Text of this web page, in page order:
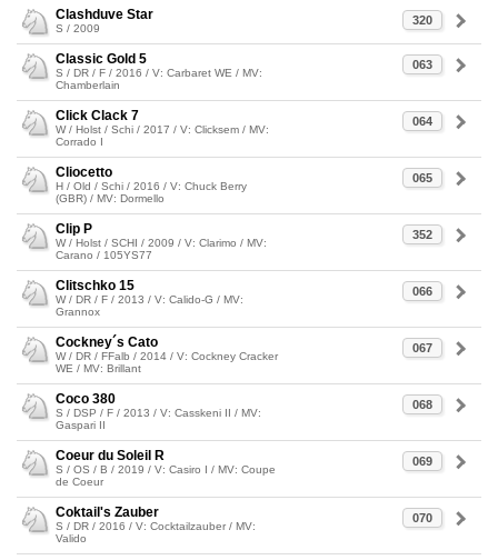
320
Clashduve Star
S / 2009
063
Classic Gold 5
S / DR / F / 2016 / V: Carbaret WE / MV:
Chamberlain
064
Click Clack 7
W / Holst / Schi / 2017 / V: Clicksem / MV:
Corrado I
065
Cliocetto
H / Old / Schi / 2016 / V: Chuck Berry
(GBR) / MV: Dormello
352
Clip P
W / Holst / SCHI / 2009 / V: Clarimo / MV:
Carano / 105YS77
066
Clitschko 15
W / DR / F / 2013 / V: Calido-G / MV:
Grannox
067
Cockney´s Cato
W / DR / FFalb / 2014 / V: Cockney Cracker
WE / MV: Brillant
068
Coco 380
S / DSP / F / 2013 / V: Casskeni II / MV:
Gaspari II
069
Coeur du Soleil R
S / OS / B / 2019 / V: Casiro I / MV: Coupe
de Coeur
070
Coktail's Zauber
S / DR / 2016 / V: Cocktailzauber / MV:
Valido